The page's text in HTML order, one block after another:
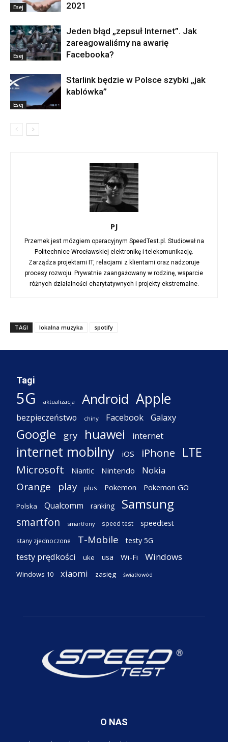
Esej
2021
Esej
Jeden błąd „zepsuł Internet”. Jak
zareagowaliśmy na awarię
Facebooka?
Esej
Starlink będzie w Polsce szybki „jak
kablówka”
PJ
Przemek jest mózgiem operacyjnym SpeedTest.pl. Studiował na
Politechnice Wrocławskiej elektronikę i telekomunikację.
Zarządza projektami IT, relacjami z klientami oraz nadzoruje
procesy rozwoju. Prywatnie zaangażowany w rodzinę, wsparcie
różnych działalności charytatywnych i projekty ekstremalne.
TAGI lokalna muzyka spotify
Tagi
5G aktualizacja Android Apple
bezpieczeństwo chiny Facebook Galaxy
Google gry huawei internet
internet mobilny iOS iPhone LTE
Microsoft Niantic Nintendo Nokia
Orange play plus Pokemon Pokemon GO
Polska Qualcomm ranking Samsung
smartfon smartfony speed test speedtest
stany zjednoczone T-Mobile testy 5G
testy prędkości uke usa Wi-Fi Windows
Windows 10 xiaomi zasięg światłowód
O NAS